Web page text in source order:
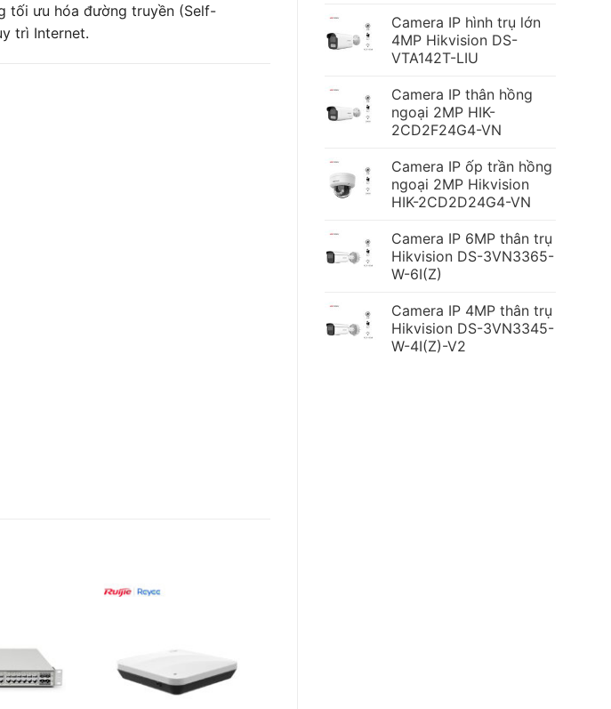
Camera IP hình trụ lớn
4MP Hikvision DS-
VTA142T-LIU
Camera IP thân hồng
ngoại 2MP HIK-
2CD2F24G4-VN
Camera IP ốp trần hồng
ngoại 2MP Hikvision
HIK-2CD2D24G4-VN
Camera IP 6MP thân trụ
Hikvision DS-3VN3365-
W-6I(Z)
Camera IP 4MP thân trụ
Hikvision DS-3VN3345-
W-4I(Z)-V2
tối ưu hóa đường truyền (Self-
trì Internet.